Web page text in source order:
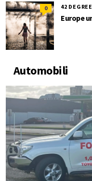
0 42
Europe
Automobili